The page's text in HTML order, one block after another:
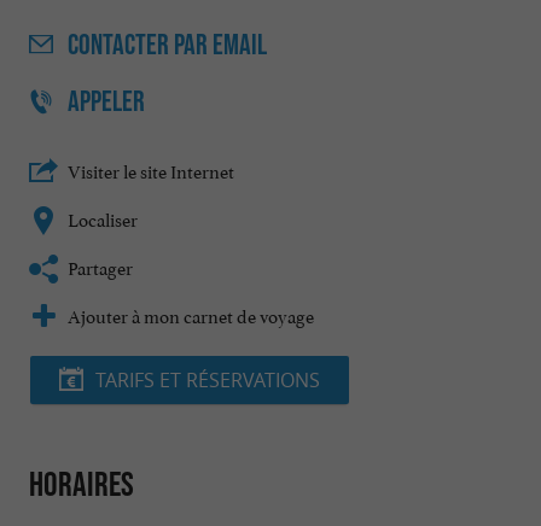
CONTACTER PAR EMAIL
APPELER
Visiter le site Internet
Localiser
Partager
Ajouter à mon carnet de voyage
TARIFS ET RÉSERVATIONS
Horaires